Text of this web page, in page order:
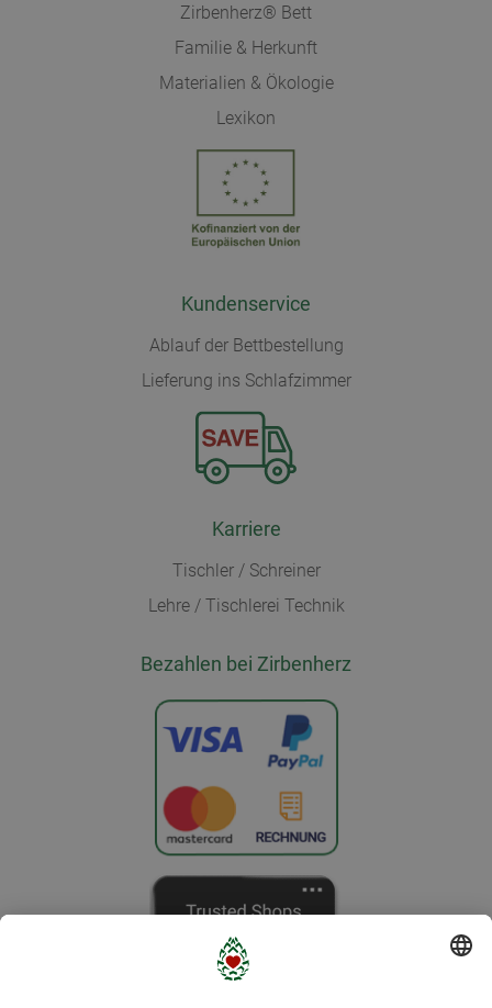
Zirbenherz® Bett
Familie & Herkunft
Materialien & Ökologie
Lexikon
Kundenservice
Ablauf der Bettbestellung
Lieferung ins Schlafzimmer
Karriere
Tischler / Schreiner
Lehre / Tischlerei Technik
Bezahlen bei Zirbenherz